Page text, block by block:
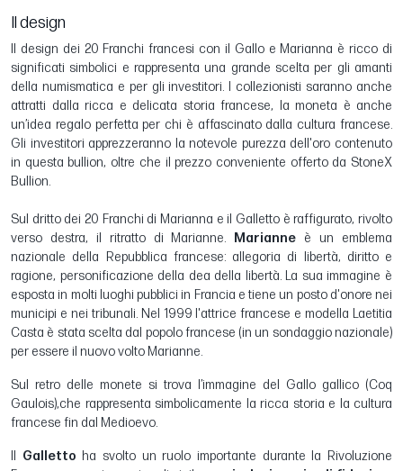
Il design
Il design dei 20 Franchi francesi con il Gallo e Marianna è ricco di
significati simbolici e rappresenta una grande scelta per gli amanti
della numismatica e per gli investitori. I collezionisti saranno anche
attratti dalla ricca e delicata storia francese, la moneta è anche
un’idea regalo perfetta per chi è affascinato dalla cultura francese.
Gli investitori apprezzeranno la notevole purezza dell'oro contenuto
in questa bullion, oltre che il prezzo conveniente offerto da StoneX
Bullion.
Sul dritto dei 20 Franchi di Marianna e il Galletto è raffigurato, rivolto
verso destra, il ritratto di Marianne.
Marianne è un emblema
nazionale della Repubblica francese: allegoria di libertà, diritto e
ragione, personificazione della dea della libertà. La sua immagine è
esposta in molti luoghi pubblici in Francia e tiene un posto d'onore nei
municipi e nei tribunali. Nel 1999 l'attrice francese e modella Laetitia
Casta è stata scelta dal popolo francese (in un sondaggio nazionale)
per essere il nuovo volto Marianne.
Sul retro delle monete si trova l’immagine del Gallo gallico (Coq
Gaulois),che rappresenta simbolicamente la ricca storia e la cultura
francese fin dal Medioevo.
Galletto ha svolto un ruolo importante durante la Rivoluzione